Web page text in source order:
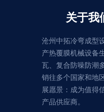
关于我
沧州中拓冷弯成型
产热覆膜机械设备
瓦、复合防噪防潮
销往多个国家和地
展愿景：成为值得
产品供应商。